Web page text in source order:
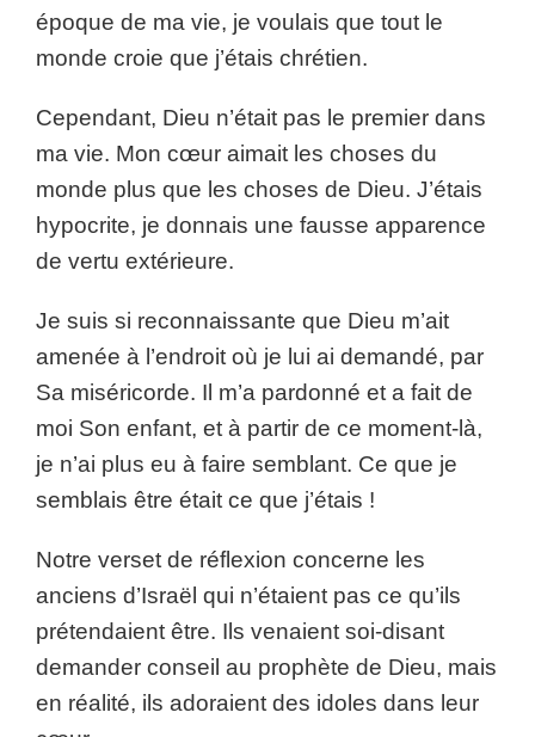
époque de ma vie, je voulais que tout le
monde croie que j’étais chrétien.
Cependant, Dieu n’était pas le premier dans
ma vie. Mon cœur aimait les choses du
monde plus que les choses de Dieu. J’étais
hypocrite, je donnais une fausse apparence
de vertu extérieure.
Je suis si reconnaissante que Dieu m’ait
amenée à l’endroit où je lui ai demandé, par
Sa miséricorde. Il m’a pardonné et a fait de
moi Son enfant, et à partir de ce moment-là,
je n’ai plus eu à faire semblant. Ce que je
semblais être était ce que j’étais !
Notre verset de réflexion concerne les
anciens d’Israël qui n’étaient pas ce qu’ils
prétendaient être. Ils venaient soi-disant
demander conseil au prophète de Dieu, mais
en réalité, ils adoraient des idoles dans leur